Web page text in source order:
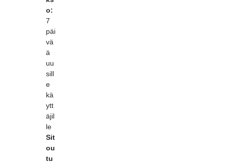
o:
7
päi
vä
ä
uu
sill
e
kä
ytt
äjil
le
Sit
ou
tu